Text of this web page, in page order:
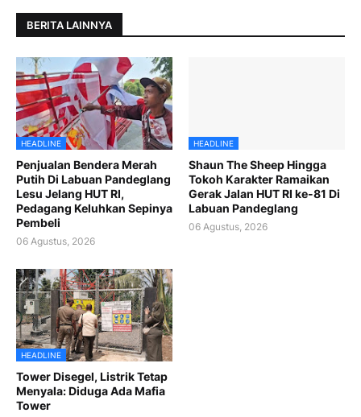
BERITA LAINNYA
HEADLINE
Penjualan Bendera Merah
Putih Di Labuan Pandeglang
Lesu Jelang HUT RI,
Pedagang Keluhkan Sepinya
Pembeli
06 Agustus, 2026
HEADLINE
Shaun The Sheep Hingga
Tokoh Karakter Ramaikan
Gerak Jalan HUT RI ke-81 Di
Labuan Pandeglang
06 Agustus, 2026
HEADLINE
Tower Disegel, Listrik Tetap
Menyala: Diduga Ada Mafia
Tower